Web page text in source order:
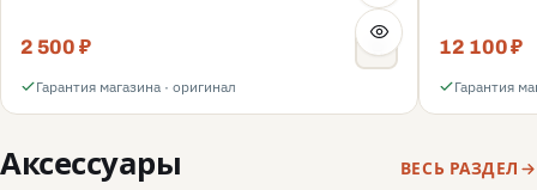
2 500 ₽
Гарантия магазина · оригинал
12 100 ₽
Гарантия
Аксессуары ВЕСЬ РАЗДЕЛ